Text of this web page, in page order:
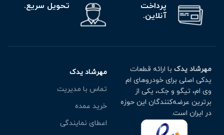
پرداخت
آنلاین.
تحویل سریع.
مهرشاد یدک با ارائه قطعات
یدکی اصلی برای خودروهای ام
وی ام، تیگو و جک، یکی از
برترین عرضه‌کنندگان این حوزه
در ایران است.
مهرشاد یدک
تماس با مدیریت
خرید عمده
اعطای نمایندگی